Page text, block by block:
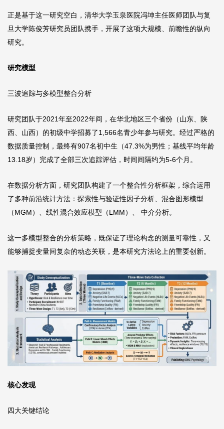
正是基于这一研究空白，清华大学玉泉医院冯坤主任医师团队与复
旦大学陈俊芳研究员团队携手，开展了这项大规模、前瞻性的纵向
研究。
研究模型
三波追踪与多模型整合分析
研究团队于2021年至2022年间，在华北地区三个省份（山东、陕
西、山西）的初级中学招募了1,566名青少年参与研究。经过严格的
数据质量控制，最终有907名初中生（47.3%为男性；基线平均年龄
13.18岁）完成了全部三次追踪评估，时间间隔约为5-6个月。
在数据分析方面，研究团队构建了一个整合性分析框架，综合运用
了多种前沿统计方法：探索性与验证性因子分析、混合图形模型
（MGM）、线性混合效应模型（LMM）、 中介分析。
这一多模型整合的分析策略，既保证了理论构念的测量可靠性，又
能够捕捉变量间复杂的动态关联，是本研究方法论上的重要创新。
核心发现
四大关键结论